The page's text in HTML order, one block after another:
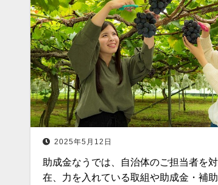
2025年5月12日
助成金なうでは、自治体のご担当者を
在、力を入れている取組や助成金・補